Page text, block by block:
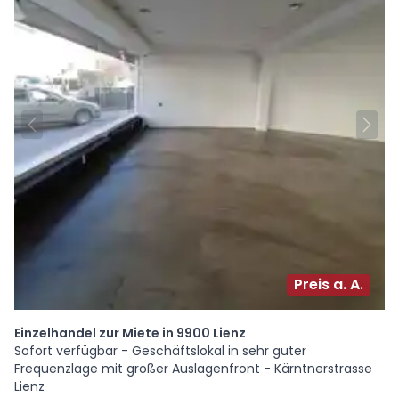
Preis a. A.
Einzelhandel zur Miete in 9900 Lienz
Sofort verfügbar - Geschäftslokal in sehr guter
Frequenzlage mit großer Auslagenfront - Kärntnerstrasse
Lienz